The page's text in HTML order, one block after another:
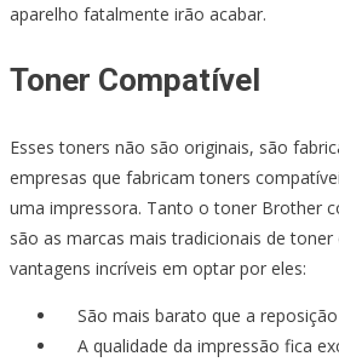
aparelho fatalmente irão acabar.
Toner Compatível
Esses toners não são originais, são
empresas que fabricam toners
uma impressora. Tanto o toner Brother
são as marcas mais tradicionais de toner
vantagens incríveis em optar por eles:
São mais barato que a
A qualidade da impressão fica